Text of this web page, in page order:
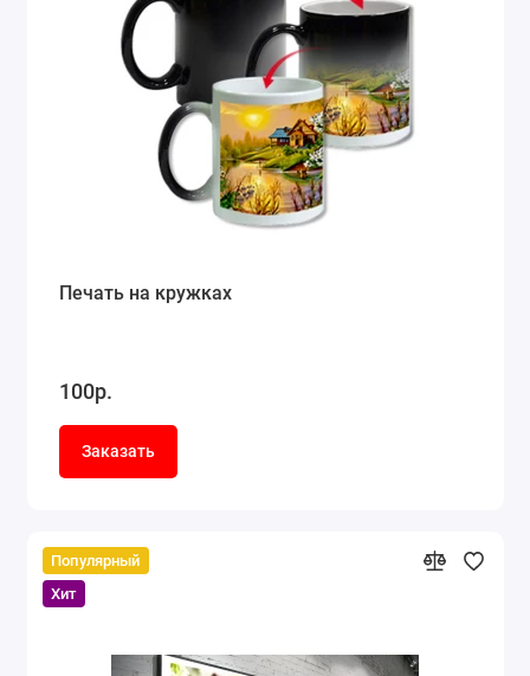
Печать на кружках
100р.
Заказать
Популярный
Хит